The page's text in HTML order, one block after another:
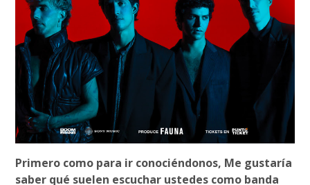
Primero como para ir conociéndonos, Me gustaría
saber qué suelen escuchar ustedes como banda